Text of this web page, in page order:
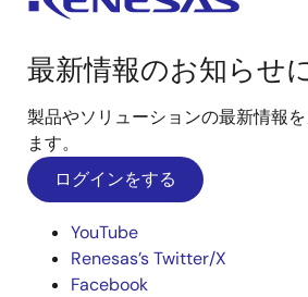
最新情報のお知らせ
製品やソリューションの最新情報
ます。
ログインをする
YouTube
Renesas’s Twitter/X
Facebook